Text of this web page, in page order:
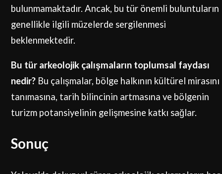
bulunmamaktadır. Ancak, bu tür önemli buluntuların
genellikle ilgili müzelerde sergilenmesi
beklenmektedir.
Bu tür arkeolojik çalışmaların toplumsal faydası
nedir? Bu çalışmalar, bölge halkının kültürel mirasını
tanımasına, tarih bilincinin artmasına ve bölgenin
turizm potansiyelinin gelişmesine katkı sağlar.
Sonuç